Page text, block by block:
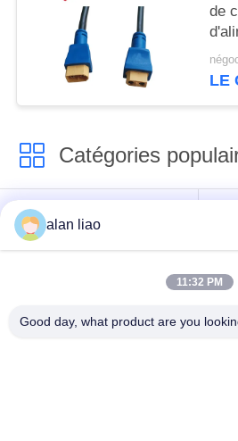
de
LE
Catégories
Connecteur circulaire
imperméable
imperméable de
alan liao
11:32 PM
Good day, what product are you